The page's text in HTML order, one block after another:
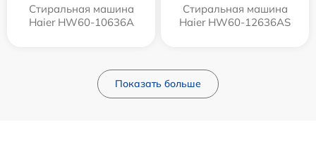
Стиральная машина
Haier HW60-10636A
Стиральная машина
Haier HW60-12636AS
Показать больше